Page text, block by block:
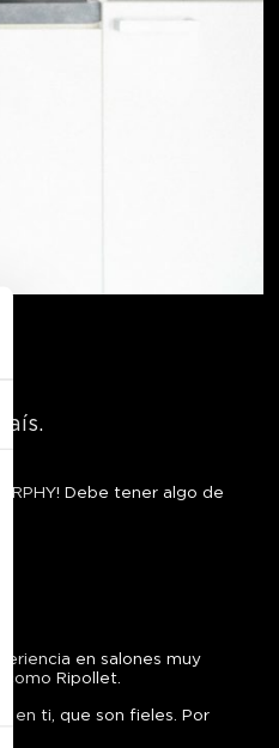
Debe tener algo de
en salones muy
Ripollet.
en ti, que son fieles. Por